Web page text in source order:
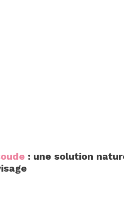
: une solution